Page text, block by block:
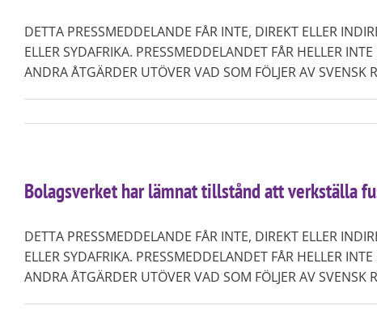
DETTA PRESSMEDDELANDE FÅR INTE, DIREKT ELLER
ELLER SYDAFRIKA. PRESSMEDDELANDET FÅR HELLER
ANDRA ÅTGÄRDER UTÖVER VAD SOM FÖLJER AV
Bolagsverket har lämnat tillstånd att verkställa
DETTA PRESSMEDDELANDE FÅR INTE, DIREKT ELLER
ELLER SYDAFRIKA. PRESSMEDDELANDET FÅR HELLER
ANDRA ÅTGÄRDER UTÖVER VAD SOM FÖLJER AV